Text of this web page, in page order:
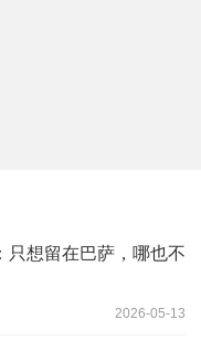
只想留在巴萨，哪也不
2026-05-13